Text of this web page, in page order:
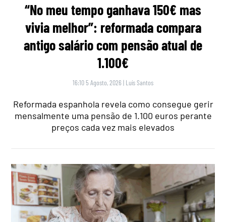
“No meu tempo ganhava 150€ mas
vivia melhor”: reformada compara
antigo salário com pensão atual de
1.100€
16:10 5 Agosto, 2026 | Luís Santos
Reformada espanhola revela como consegue gerir
mensalmente uma pensão de 1.100 euros perante
preços cada vez mais elevados